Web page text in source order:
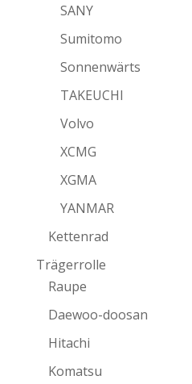
SANY
Sumitomo
Sonnenwärts
TAKEUCHI
Volvo
XCMG
XGMA
YANMAR
Kettenrad
Trägerrolle
Raupe
Daewoo-doosan
Hitachi
Komatsu